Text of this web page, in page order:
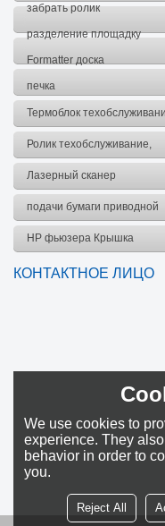
забрать ролик
разделение площадку
Formatter доска
печка
Термоблок
комплект
Ролик техобслуживание,
комплект
Лазерный сканер
подачи бумаги приводной
ремень
HP фьюзера Крышка
КОНТАКТНОЕ ЛИЦО
We use cookies to
experience. They
behavior in order to
you.
Reject All